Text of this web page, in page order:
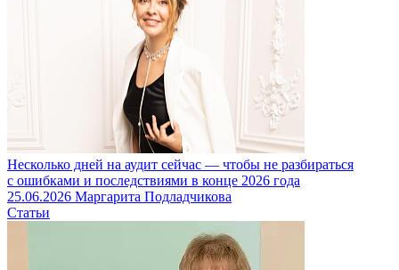
Несколько дней на аудит сейчас — чтобы не разбираться
с ошибками и последствиями в конце 2026 года
25.06.2026 Маргарита Подладчикова
Статьи